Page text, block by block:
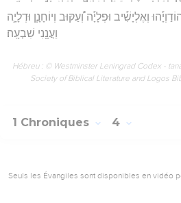
וְאֶלְיָשִׁ֡יב וּפְלָיָ֡ה וְ֠עַקּוּב וְיוֹחָנָ֧ן וּדְלָיָ֛ה
וַעֲנָ֖נִי שִׁבְעָֽה׃
Hébreu : © Westminster Leningrad Codex -
Society of Biblical Literature and Logos
1 Chroniques 4
Seuls les Évangiles sont disponibles en vidéo